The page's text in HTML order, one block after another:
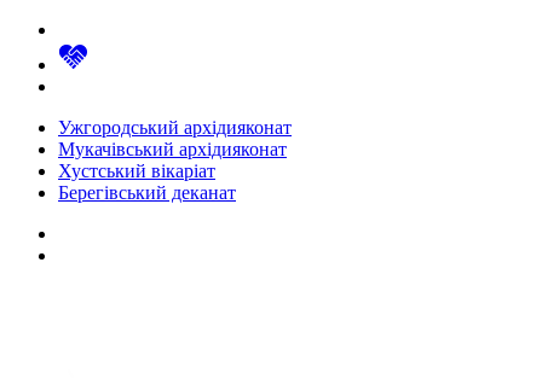
Ужгородський архідияконат
Мукачівський архідияконат
Хустський вікаріат
Берегівський деканат